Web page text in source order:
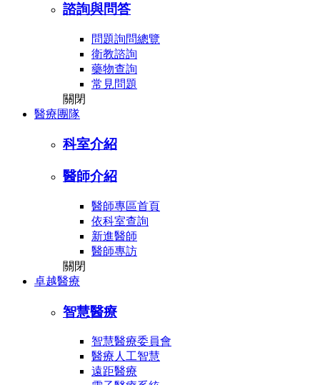
諮詢與問答
問題詢問總覽
衛教諮詢
藥物查詢
常見問題
關閉
醫療團隊
科室介紹
醫師介紹
醫師專區首頁
依科室查詢
新進醫師
醫師專訪
關閉
卓越醫療
智慧醫療
智慧醫療委員會
醫療人工智慧
遠距醫療